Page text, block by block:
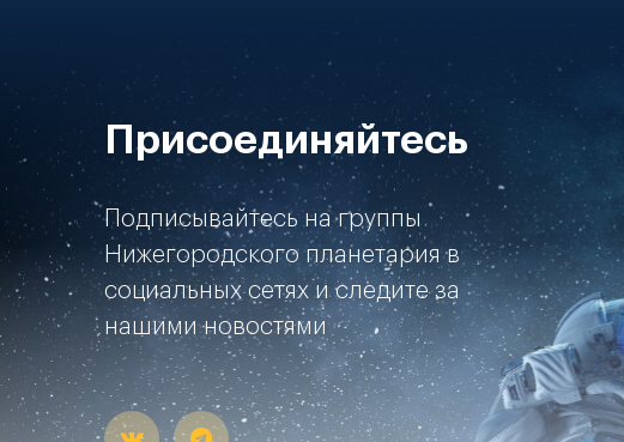
Присоединяйтесь
Подписывайтесь на группы
Нижегородского планетария в
социальных сетях и следите за
нашими новостями